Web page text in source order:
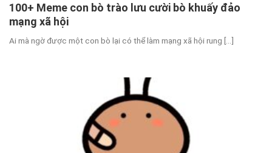
100+ Meme con bò trào lưu cười bò khuấy đảo
mạng xã hội
Ai mà ngờ được một con bò lại có thể làm mạng xã hội rung [...]